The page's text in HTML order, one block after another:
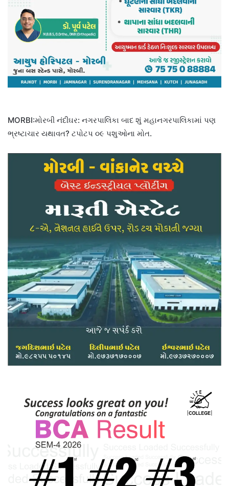
MORBI:મોરબી નંદીઘર: નગરપાલિકા બાદ શું મહાનગરપાલિકામાં પણ
ભ્રષ્ટાચાર યથાવત? ટપોટપ ૦૯ પશુઓના મોત.